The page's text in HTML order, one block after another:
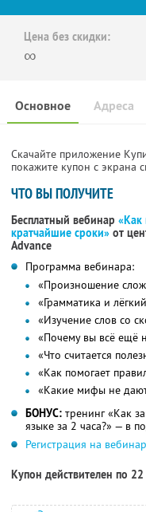
Цена без скидки:
∞
Основное Адреса
Скачайте приложение
покажите купон с экрана
ЧТО ВЫ ПОЛУЧИТЕ
Бесплатный вебинар «Как
кратчайшие сроки» от
Advance
Программа вебинара:
«Произношение
«Грамматика и
«Изучение слов со
«Почему вы всё ещё
«Что считается
«Как помогает
«Какие мифы не
БОНУС: тренинг «Как
языке за 2 часа?» — в
Регистрация на вебинар
Купон действителен по